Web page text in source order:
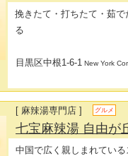
挽きたて・打ちたて・茹
る
目黒区中根1-6-1 New York
[ 麻辣湯専門店 ] グルメ
七宝麻辣湯 自由が
中国で広く親しまれてい